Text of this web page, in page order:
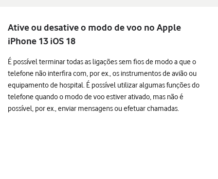
Ative ou desative o modo de voo no Apple
iPhone 13 iOS 18
É possível terminar todas as ligações sem fios de modo a que o
telefone não interfira com, por ex., os instrumentos de avião ou
equipamento de hospital. É possível utilizar algumas funções do
telefone quando o modo de voo estiver ativado, mas não é
possível, por ex., enviar mensagens ou efetuar chamadas.